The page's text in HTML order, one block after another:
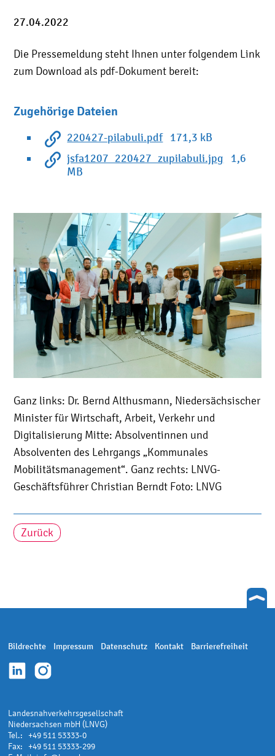
27.04.2022
Die Pressemeldung steht Ihnen unter folgendem Link
zum Download als pdf-Dokument bereit:
Zugehörige Dateien
220427-pilabuli.pdf 171,3 kB
jsfa1207_220427_zupilabuli.jpg
1,6
MB
Ganz links: Dr. Bernd Althusmann, Niedersächsischer
Minister für Wirtschaft, Arbeit, Verkehr und
Digitalisierung Mitte: Absolventinnen und
Absolventen des Lehrgangs „Kommunales
Mobilitätsmanagement“. Ganz rechts: LNVG-
Geschäftsführer Christian Berndt Foto: LNVG
Zurück
Bildrechte Impressum Datenschutz Kontakt Barrierefreiheit
Landesnahverkehrsgesellschaft
Niedersachsen mbH (LNVG)
Tel.: +49 511 53333-0
Fax: +49 511 53333-299